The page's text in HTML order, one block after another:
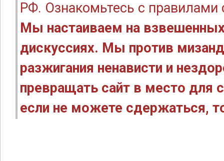
РФ. Ознакомьтесь с правилами
Мы настаиваем на
дискуссиях. Мы против
разжигания ненависти и
превращать сайт в место для
если не можете сдержаться,